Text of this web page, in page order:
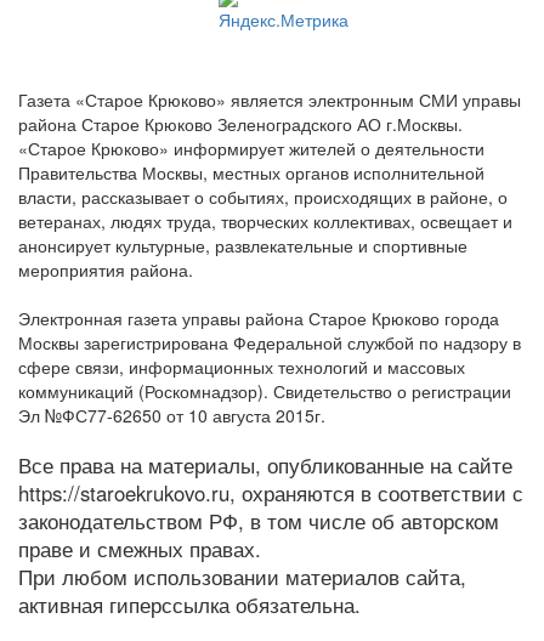
Газета «Старое Крюково» является электронным СМИ управы
района Старое Крюково Зеленоградского АО г.Москвы.
«Старое Крюково» информирует жителей о деятельности
Правительства Москвы, местных органов исполнительной
власти, рассказывает о событиях, происходящих в районе, о
ветеранах, людях труда, творческих коллективах, освещает и
анонсирует культурные, развлекательные и спортивные
мероприятия района.
Электронная газета управы района Старое Крюково города
Москвы зарегистрирована Федеральной службой по надзору в
сфере связи, информационных технологий и массовых
коммуникаций (Роскомнадзор). Свидетельство о регистрации
Эл №ФС77-62650 от 10 августа 2015г.
Все права на материалы, опубликованные на сайте
https://staroekrukovo.ru, охраняются в соответствии с
законодательством РФ, в том числе об авторском
праве и смежных правах.
При любом использовании материалов сайта,
активная гиперссылка обязательна.